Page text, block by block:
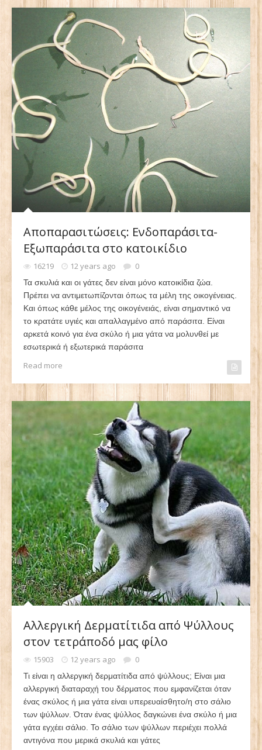
Αποπαρασιτώσεις: Ενδοπαράσιτα-
Εξωπαράσιτα στο κατοικίδιο
16219 12 years ago 0
Τα σκυλιά και οι γάτες δεν είναι μόνο κατοικίδια ζώα.
Πρέπει να αντιμετωπίζονται όπως τα μέλη της οικογένειας.
Και όπως κάθε μέλος της οικογένειάς, είναι σημαντικό να
το κρατάτε υγιές και απαλλαγμένο από παράσιτα. Είναι
αρκετά κοινό για ένα σκύλο ή μια γάτα να μολυνθεί με
εσωτερικά ή εξωτερικά παράσιτα
Read more
Αλλεργική Δερματίτιδα από Ψύλλους
στον τετράποδό μας φίλο
15903 12 years ago 0
Τι είναι η αλλεργική δερματίτιδα από ψύλλους; Είναι μια
αλλεργική διαταραχή του δέρματος που εμφανίζεται όταν
ένας σκύλος ή μια γάτα είναι υπερευαίσθητο/η στο σάλιο
των ψύλλων. Όταν ένας ψύλλος δαγκώνει ένα σκύλο ή μια
γάτα εγχέει σάλιο. Το σάλιο των ψύλλων περιέχει πολλά
αντιγόνα που μερικά σκυλιά και γάτες